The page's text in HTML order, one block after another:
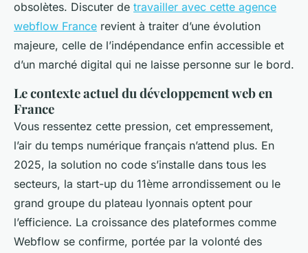
obsolètes. Discuter de travailler avec cette agence
webflow France revient à traiter d’une évolution
majeure, celle de l’indépendance enfin accessible et
d’un marché digital qui ne laisse personne sur le bord.
Le contexte actuel du développement web en
France
Vous ressentez cette pression, cet empressement,
l’air du temps numérique français n’attend plus. En
2025, la solution no code s’installe dans tous les
secteurs, la start-up du 11ème arrondissement ou le
grand groupe du plateau lyonnais optent pour
l’efficience. La croissance des plateformes comme
Webflow se confirme, portée par la volonté des